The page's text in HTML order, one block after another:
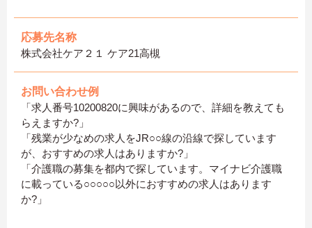
応募先名称
株式会社ケア２１ ケア21高槻
お問い合わせ例
「求人番号10200820に興味があるので、詳細を教えても
らえますか?」
「残業が少なめの求人をJR○○線の沿線で探しています
が、おすすめの求人はありますか?」
「介護職の募集を都内で探しています。マイナビ介護職
に載っている○○○○○以外におすすめの求人はあります
か?」